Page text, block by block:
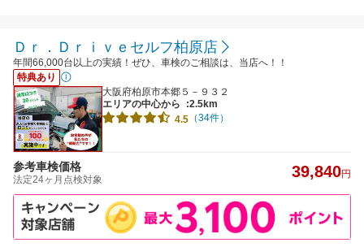
Ｄｒ．Ｄｒｉｖｅセルフ柏原店
年間66,000台以上の実績！ぜひ、車検のご相談は、当店へ！！
特典あり
大阪府柏原市本郷５－９３２
エリアの中心から
:2.5km
4.5 （34件）
参考車検価格
法定24ヶ月点検対象 39,840円